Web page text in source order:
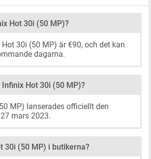
Hot 30i (50 MP)?
30i (50 MP) är €90, och det kan
dagarna.
Hot 30i (50 MP)?
MP) lanserades officiellt den
mars 2023.
30i (50 MP) i butikerna?